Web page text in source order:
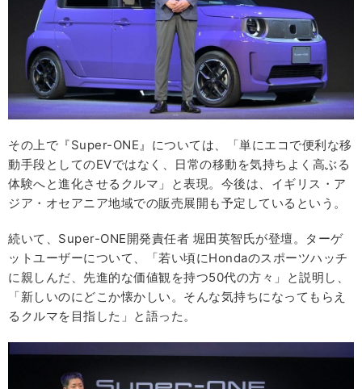
その上で『Super-ONE』については、「単にエコで便利な移
動手段としてのEVではなく、日常の移動を気持ちよく高ぶる
体験へと進化させるクルマ」と表現。今後は、イギリス・ア
ジア・オセアニア地域での販売展開も予定しているという。
続いて、Super-ONE開発責任者 堀田英智氏が登壇。ターゲ
ットユーザーについて、「若い頃にHondaのスポーツハッチ
に親しんだ、先進的な価値観を持つ50代の方々」と説明し、
「新しいのにどこか懐かしい。そんな気持ちになってもらえ
るクルマを目指した」と語った。